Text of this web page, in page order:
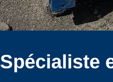
Spécialiste